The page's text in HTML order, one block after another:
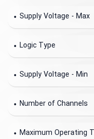
Supply Voltage - Max
Logic Type
Supply Voltage - Min
Number of Channels
Maximum Operating